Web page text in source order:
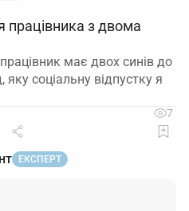
працівника з двома
має двох синів до
яку соціальну відпустку я
7
ЕКСПЕРТ